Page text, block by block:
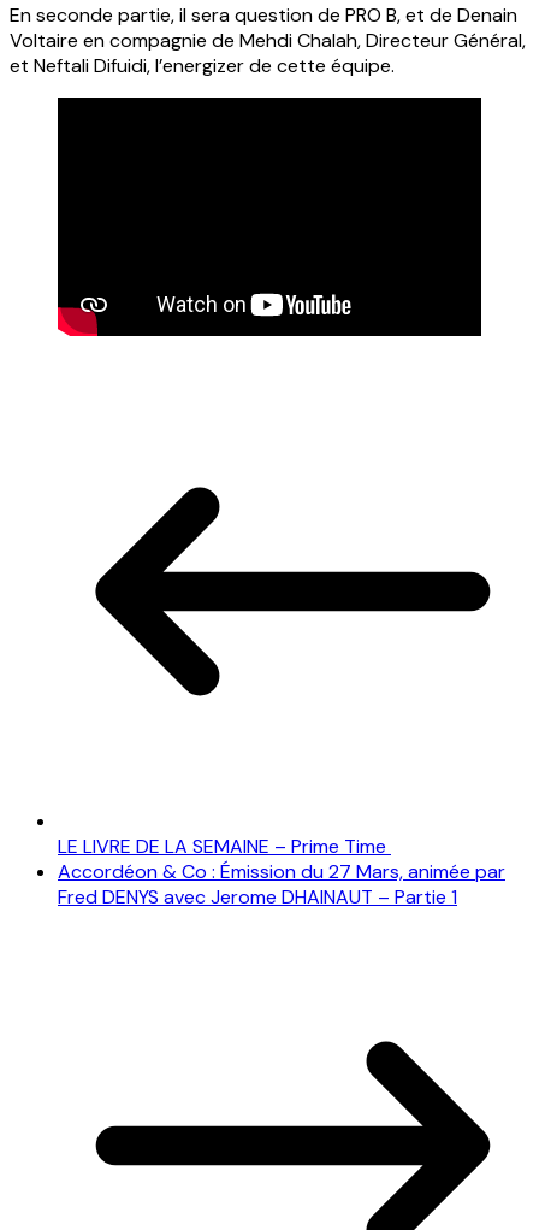
En seconde partie, il sera question de PRO B, et de Denain
Voltaire en compagnie de Mehdi Chalah, Directeur Général,
et Neftali Difuidi, l’energizer de cette équipe.
LE LIVRE DE LA SEMAINE – Prime Time
Accordéon & Co : Émission du 27 Mars, animée par
Fred DENYS avec Jerome DHAINAUT – Partie 1